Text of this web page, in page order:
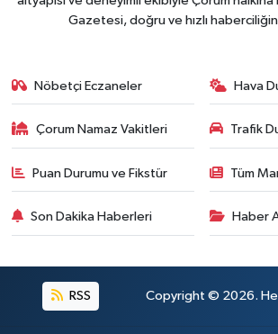
Gazetesi, doğru ve hızlı
Nöbetçi Eczaneler Hava
Çorum Namaz Vakitleri Trafik
Puan Durumu ve Fikstür Tüm
Son Dakika Haberleri Haber
RSS Copyright © 2026. Her